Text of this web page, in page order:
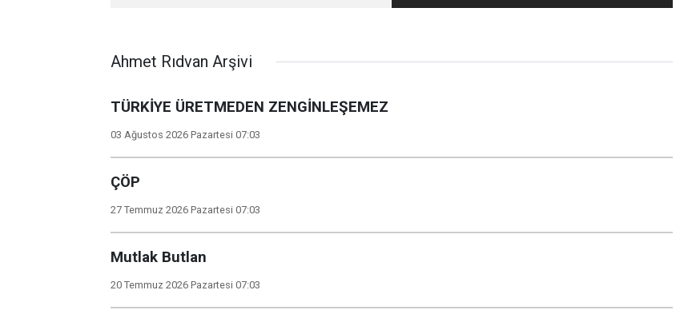
Ahmet Rıdvan Arşivi
TÜRKİYE ÜRETMEDEN ZENGİNLEŞEMEZ
03 Ağustos 2026 Pazartesi 07:03
ÇÖP
27 Temmuz 2026 Pazartesi 07:03
Mutlak Butlan
20 Temmuz 2026 Pazartesi 07:03